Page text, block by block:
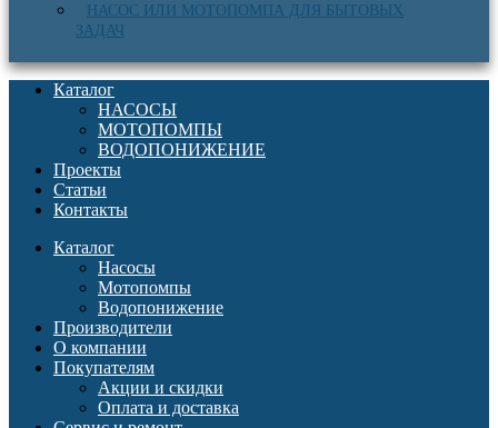
НАСОС ИЛИ МОТОПОМПА ДЛЯ БЫТОВЫХ
ЗАДАЧ
Каталог
НАСОСЫ
МОТОПОМПЫ
ВОДОПОНИЖЕНИЕ
Проекты
Статьи
Контакты
Каталог
Насосы
Мотопомпы
Водопонижение
Производители
О компании
Покупателям
Акции и скидки
Оплата и доставка